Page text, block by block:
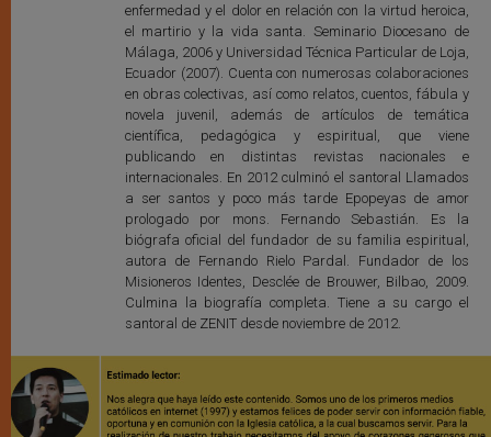
enfermedad y el dolor en relación con la virtud heroica,
el martirio y la vida santa. Seminario Diocesano de
Málaga, 2006 y Universidad Técnica Particular de Loja,
Ecuador (2007). Cuenta con numerosas colaboraciones
en obras colectivas, así como relatos, cuentos, fábula y
novela juvenil, además de artículos de temática
científica, pedagógica y espiritual, que viene
publicando en distintas revistas nacionales e
internacionales. En 2012 culminó el santoral Llamados
a ser santos y poco más tarde Epopeyas de amor
prologado por mons. Fernando Sebastián. Es la
biógrafa oficial del fundador de su familia espiritual,
autora de Fernando Rielo Pardal. Fundador de los
Misioneros Identes, Desclée de Brouwer, Bilbao, 2009.
Culmina la biografía completa. Tiene a su cargo el
santoral de ZENIT desde noviembre de 2012.